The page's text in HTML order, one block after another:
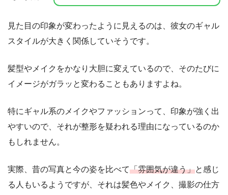
見た目の印象が変わったように見えるのは、彼女のギャル
スタイルが大きく関係していそうです。
髪型やメイクをかなり大胆に変えているので、そのたびに
イメージがガラッと変わることもありますよね。
特にギャル系のメイクやファッションって、印象が強く出
やすいので、それが整形を疑われる理由になっているのか
もしれません。
実際、昔の写真と今の姿を比べて「雰囲気が違う」と感じ
る人もいるようですが、それは髪色やメイク、撮影の仕方